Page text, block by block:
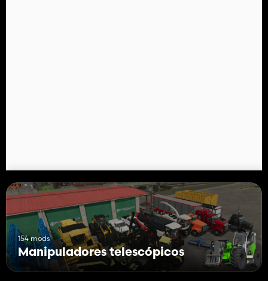
154 mods
Manipuladores telescópicos